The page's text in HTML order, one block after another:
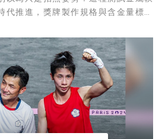
代推進，獎牌製作規格與含金量標準